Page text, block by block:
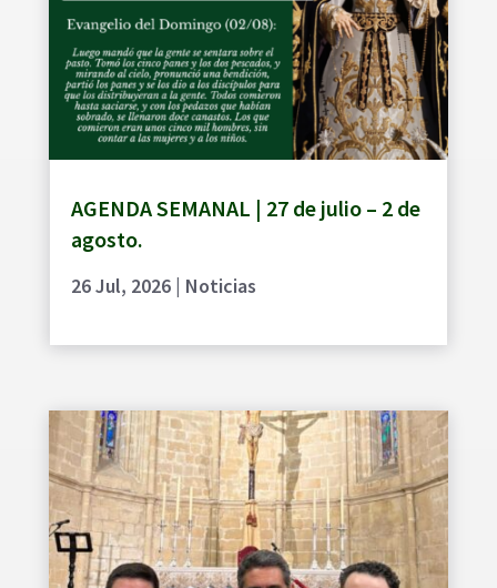
AGENDA SEMANAL | 27 de julio – 2 de
agosto.
26 Jul, 2026| Noticias